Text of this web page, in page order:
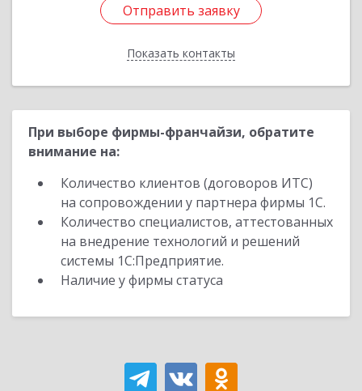
Отправить заявку
Показать контакты
Отправить заявку
Назад
При выборе фирмы-франчайзи, обратите
внимание на:
Количество клиентов (договоров ИТС)
на сопровождении у партнера фирмы 1С.
Количество специалистов, аттестованных
на внедрение технологий и решений
системы 1С:Предприятие.
Наличие у фирмы статуса